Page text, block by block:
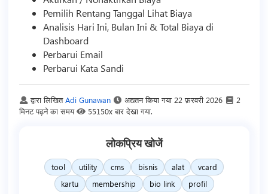
Pemilih Rentang Tanggal Lihat Biaya
Analisis Hari Ini, Bulan Ini & Total Biaya di
Dashboard
Perbarui Email
Perbarui Kata Sandi
द्वारा लिखितAdi Gunawan अद्यतन किया गया 22 फ़रवरी 2026
2
मिनट पढ़ने का समय
55150x बार देखा गया.
लोकप्रिय खोजें
tool utility cms bisnis alat
vcard
kartu
membership bio link profil